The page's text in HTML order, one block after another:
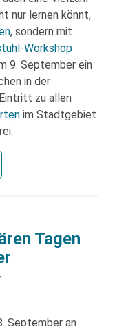
nur lernen könnt,
, sondern mit
Workshop
9. September ein
in der
zu allen
im Stadtgebiet
Tagen
September an